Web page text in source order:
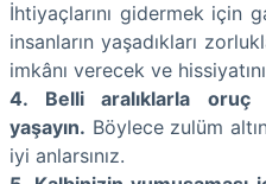
İhtiyaçlarını gidermek için
insanların yaşadıkları
imkânı verecek ve
4. Belli aralıklarla oruç
yaşayın. Böylece zulüm
iyi anlarsınız.